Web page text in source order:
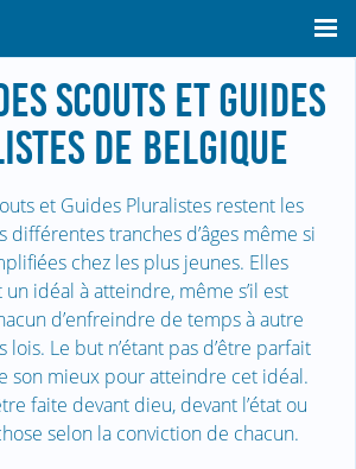
SCOUTS ET GUIDES
DE BELGIQUE
et Guides Pluralistes restent les
différentes tranches d’âges même si
chez les plus jeunes. Elles
idéal à atteindre, même s’il est
d’enfreindre de temps à autre
lois. Le but n’étant pas d’être parfait
son mieux pour atteindre cet idéal.
faite devant dieu, devant l’état ou
selon la conviction de chacun.